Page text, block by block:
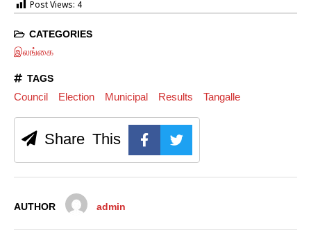
Post Views: 4
CATEGORIES
இலங்கை
TAGS
Council Election Municipal Results Tangalle
Share This
AUTHOR admin